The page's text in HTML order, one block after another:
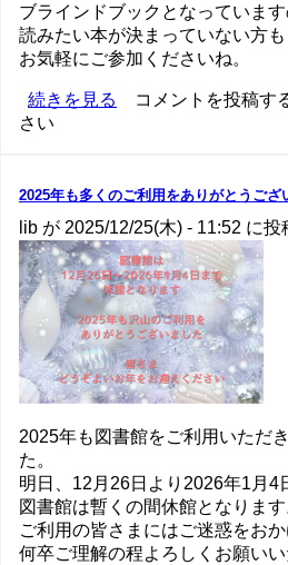
ブラインドブックとなっていま
読みたい本が決まっていない方も
お気軽にご参加くださいね。
謹
賀
の
続きを見る コメントを投稿す
さい
2025年も多くのご利用をありがとうござ
lib が 2025/12/25(木) - 11:52 に投
2025年も図書館をご利用いただ
た。
明日、12月26日より2026年1月4
図書館は暫くの間休館となります
ご利用の皆さまにはご迷惑をお
何卒ご理解の程よろしくお願いい